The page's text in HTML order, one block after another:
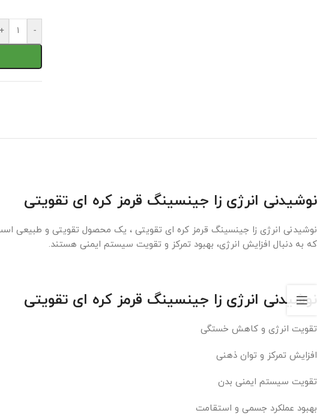
-
+
نوشیدنی انرژی زا جینسینگ قرمز کره ای تقویتی
نوشیدنی انرژی زا جینسینگ قرمز کره ای تقویتی ، یک محصول تقویتی و طبیعی
که به دنبال افزایش انرژی، بهبود تمرکز و تقویت سیستم ایمنی هستند.
نوشیدنی انرژی زا جینسینگ قرمز کره ای تقویتی
تقویت انرژی و کاهش خستگی
افزایش تمرکز و توان ذهنی
تقویت سیستم ایمنی بدن
بهبود عملکرد جسمی و استقامت